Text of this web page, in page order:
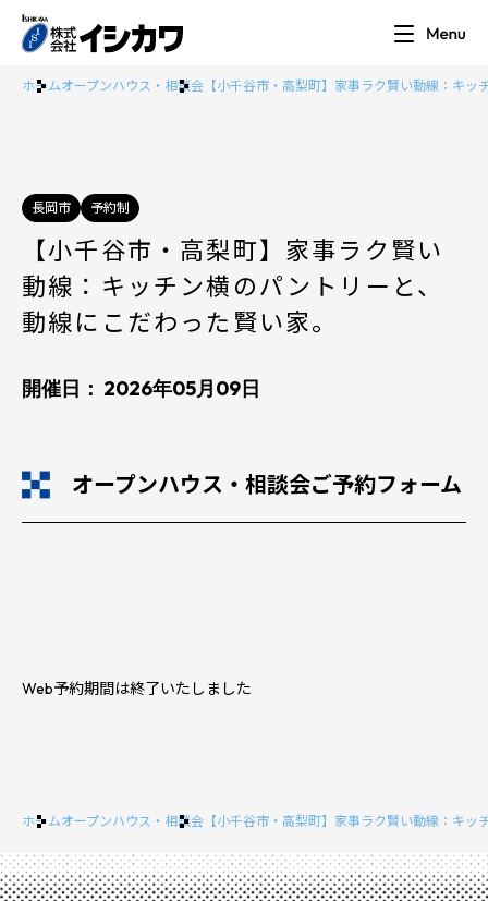
ホームオープンハウス・相談会 【小千谷市・高梨町】家事ラク賢い動線：キ
長岡市 予約制
【小千谷市・高梨町】家事ラク賢い
動線：キッチン横のパントリーと、
動線にこだわった賢い家。
開催日： 2026年05月09日
オープンハウス・相談会ご予約フォーム
Web予約期間は終了いたしました
ホームオープンハウス・相談会 【小千谷市・高梨町】家事ラク賢い動線：キ